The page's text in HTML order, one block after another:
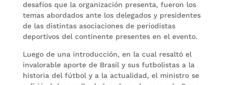
desafíos que la organización presenta, fueron los
temas abordados ante los delegados y presidentes
de las distintas asociaciones de periodistas
deportivos del continente presentes en el evento.
Luego de una introducción, en la cual resaltó el
invalorable aporte de Brasil y sus futbolistas a la
historia del fútbol y a la actualidad, el ministro se